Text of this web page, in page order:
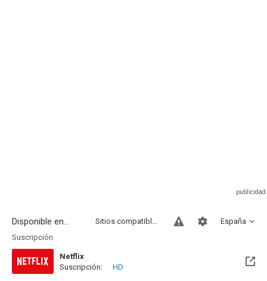
Disponible en... España
Sitios compatibles
Suscripción
Netflix
Suscripción:
HD